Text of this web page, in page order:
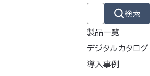
検索
製品一覧
デジタルカタログ
導入事例